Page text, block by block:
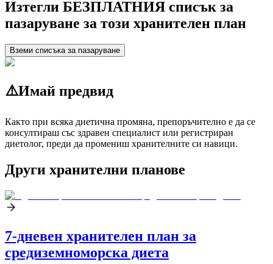
Изтегли БЕЗПЛАТНИЯ списък за
пазаруване за този хранителен план
Вземи списъка за пазаруване
⚠️Имай предвид
Както при всяка диетична промяна, препоръчително е да се
консултираш със здравен специалист или регистриран
диетолог, преди да промениш хранителните си навици.
Други хранителни планове
7-дневен хранителен план за
средиземноморска диета